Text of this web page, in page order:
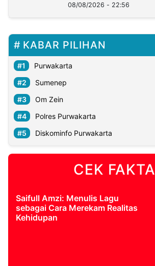
08/08/2026 - 22:56
KABAR PILIHAN
Purwakarta
Sumenep
Om Zein
Polres Purwakarta
Diskominfo Purwakarta
CEK FAKTA
Saifull Amzi: Menulis Lagu
sebagai Cara Merekam Realitas
Kehidupan